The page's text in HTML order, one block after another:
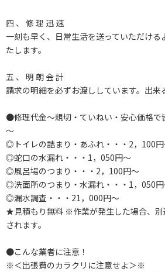
四 、 修 理 迅 速
一刻も早く、日常生活を送っていただける
たします。
五 、 明 朗 会 計
請求の明細を必ずお渡ししています。出来
●修理代金～親切・ていねい・安心価格で
～
◎トイレの詰まり・あふれ・・・2，100
◎蛇口の水漏れ・・・1，050円～
◎風呂場のつまり・・・2，100円～
◎洗面所のつまり・水漏れ・・・1，050
◎漏水調査・・・21，000円～
★見積もり無料 ※作業が発生した場合、
されます。
●こんな業者に注意！
※＜出張費のカラクリに注意せよ＞※